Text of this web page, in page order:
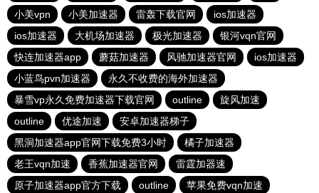
小美vpn
小美加速器 雷轰下载官网
ios加速器
ios加速器
大机场加速器 极光加速器
银河vqn官网
快连加速器app
蘑菇加速器 风驰加速器官网
ios加速器
小蓝鸟pvn加速器
永久不收费的海外加速器
暴雪vp永久免费加速器下载官网
outline
旋风加速
outline
优途加速
安卓加速器梯子
黑洞加速器app官网下载免费3小时
橘子加速器
老王vqn加速
香蕉加速器官网
雷霆加器速
原子加速器app官方下载
outline 苹果免费vqn加速